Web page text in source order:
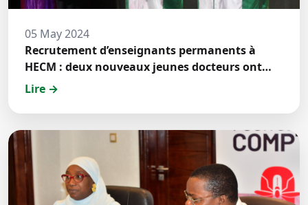
05 May 2024
Recrutement d’enseignants permanents à
HECM : deux nouveaux jeunes docteurs ont
prêté́ serment
Lire →